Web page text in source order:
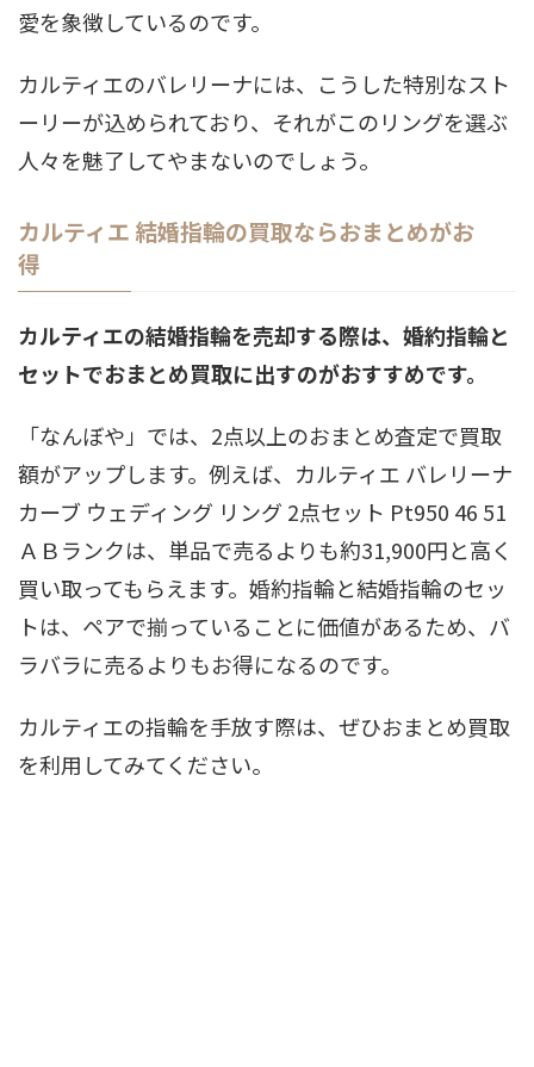
愛を象徴しているのです。
カルティエのバレリーナには、こうした特別なスト
ーリーが込められており、それがこのリングを選ぶ
人々を魅了してやまないのでしょう。
カルティエ 結婚指輪の買取ならおまとめがお
得
カルティエの結婚指輪を売却する際は、婚約指輪と
セットでおまとめ買取に出すのがおすすめです。
「なんぼや」では、2点以上のおまとめ査定で買取
額がアップします。例えば、カルティエ バレリーナ
カーブ ウェディング リング 2点セット Pt950 46 51
ＡＢランクは、単品で売るよりも約31,900円と高く
買い取ってもらえます。婚約指輪と結婚指輪のセッ
トは、ペアで揃っていることに価値があるため、バ
ラバラに売るよりもお得になるのです。
カルティエの指輪を手放す際は、ぜひおまとめ買取
を利用してみてください。